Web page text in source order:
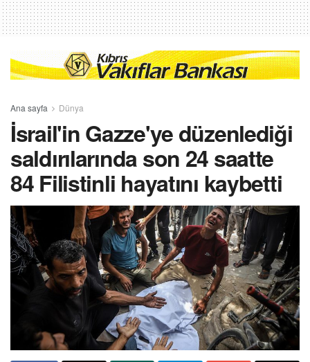
Ana sayfa Dünya
İsrail'in Gazze'ye düzenlediği
saldırılarında son 24 saatte
84 Filistinli hayatını kaybetti